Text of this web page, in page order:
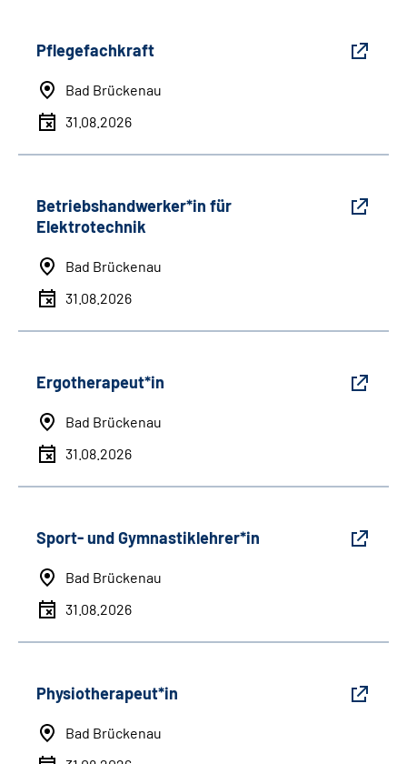
Pflegefachkraft
Bad Brückenau
31.08.2026
Betriebshandwerker*in für
Elektrotechnik
Bad Brückenau
31.08.2026
Ergotherapeut*in
Bad Brückenau
31.08.2026
Sport- und Gymnastiklehrer*in
Bad Brückenau
31.08.2026
Physiotherapeut*in
Bad Brückenau